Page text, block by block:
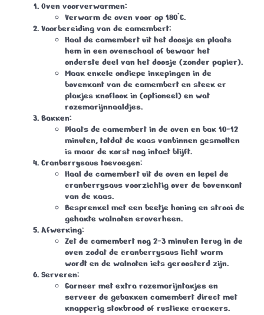
Oven voorverwarmen:
Verwarm de oven voor op 180°C.
Voorbereiding van de camembert:
Haal de camembert uit het doosje en plaats
hem in een ovenschaal of bewaar het
onderste deel van het doosje (zonder papier).
Maak enkele ondiepe inkepingen in de
bovenkant van de camembert en steek er
plakjes knoflook in (optioneel) en wat
rozemarijnnaaldjes.
Bakken:
Plaats de camembert in de oven en bak 10-12
minuten, totdat de kaas vanbinnen gesmolten
is maar de korst nog intact blijft.
Cranberrysaus toevoegen:
Haal de camembert uit de oven en lepel de
cranberrysaus voorzichtig over de bovenkant
van de kaas.
Besprenkel met een beetje honing en strooi de
gehakte walnoten eroverheen.
Afwerking:
Zet de camembert nog 2-3 minuten terug in de
oven zodat de cranberrysaus licht warm
wordt en de walnoten iets geroosterd zijn.
Serveren:
Garneer met extra rozemarijntakjes en
serveer de gebakken camembert direct met
knapperig stokbrood of rustieke crackers.